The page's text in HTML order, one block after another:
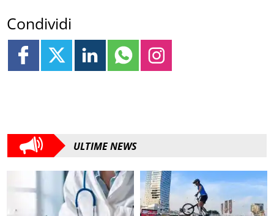
Condividi
ULTIME NEWS